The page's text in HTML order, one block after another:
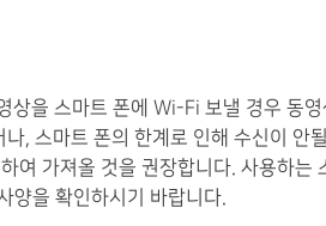
상을 스마트 폰에 Wi-Fi 보낼 경우 동영
나, 스마트 폰의 한계로 인해 수신이 안될
여 가져올 것을 권장합니다. 사용하는
양을 확인하시기 바랍니다.